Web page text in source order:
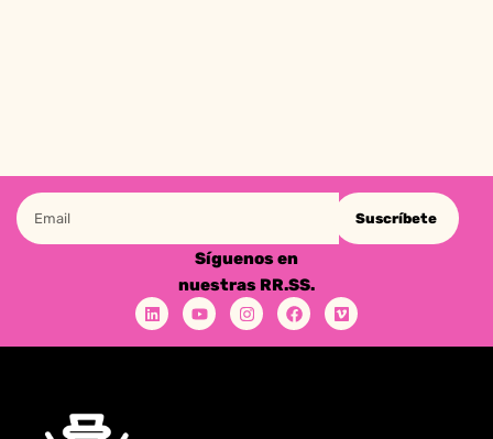
Suscríbete
Síguenos en
nuestras RR.SS.